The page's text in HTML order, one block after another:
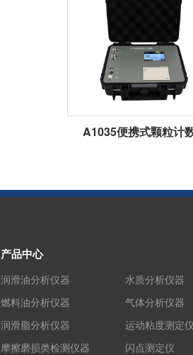
A1035便携式颗粒计
产品中心
润滑油分析仪器
燃料油分析仪器
润滑脂分析仪器
摩擦磨损类检测仪器
水质分析仪器
气体分析仪器
运动粘度测定
闪点测定仪